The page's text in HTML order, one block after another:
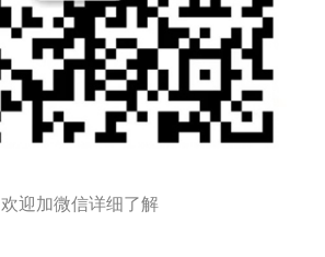
欢迎加微信详细了解